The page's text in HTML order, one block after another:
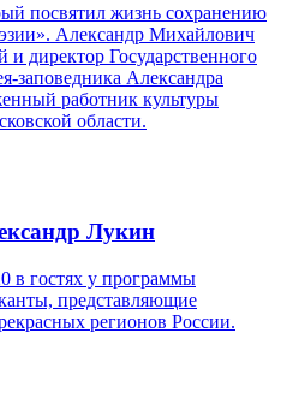
посвятил жизнь сохранению
Александр Михайлович
и директор Государственного
Александра
работник культуры
области.
Лукин
в гостях у программы
представляющие
регионов России.